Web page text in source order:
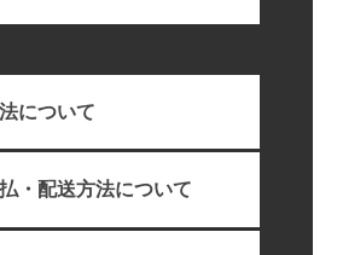
について
・配送方法について